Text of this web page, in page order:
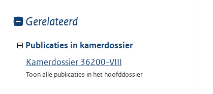
Toon
van:
Gerelateerd
Publicaties in kamerdossier
Kamerdossier 36200-VIII
Toon alle publicaties in het hoofddossier